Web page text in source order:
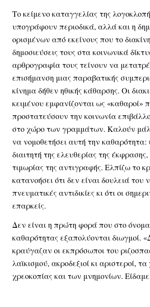
Το κείμενο καταγγελίας της
υπογράφουν περιοδικά, αλλά και η
ορισμένων από εκείνους που το
δημοσιεύσεις τους στα κοινωνικά
αρθρογραφία τους τείνουν να
επισήμανση μιας παραβατικής
κίνημα δήθεν ηθικής κάθαρσης. Οι
κειμένου εμφανίζονται ως «καθαροί»
προστατεύσουν την κοινωνία
στο χώρο των γραμμάτων. Καλούν
να νομοθετήσει αυτή την
διαιτητή της ελευθερίας της
τιμωρίας της αντιγραφής. Ελπίζω το
κατανοήσει ότι δεν είναι δουλειά του
πνευματικές αντιδικίες κι ότι οι
επαρκείς.
Δεν είναι η πρώτη φορά που στο όνομα
καθαρότητας εξαπολύονται διωγμοί.
κραύγαζαν οι εκπρόσωποι του
λαϊκισμού, ακροδεξιοί κι αριστεροί,
χρεοκοπίας και των μνημονίων.